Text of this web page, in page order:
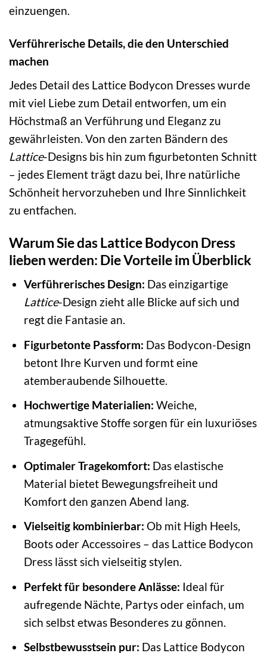
einzuengen.
Verführerische Details, die den Unterschied
machen
Jedes Detail des Lattice Bodycon Dresses wurde
mit viel Liebe zum Detail entworfen, um ein
Höchstmaß an Verführung und Eleganz zu
gewährleisten. Von den zarten Bändern des
Lattice-Designs bis hin zum figurbetonten Schnitt
– jedes Element trägt dazu bei, Ihre natürliche
Schönheit hervorzuheben und Ihre Sinnlichkeit
zu entfachen.
Warum Sie das Lattice Bodycon Dress
lieben werden: Die Vorteile im Überblick
Verführerisches Design: Das einzigartige
Lattice-Design zieht alle Blicke auf sich und
regt die Fantasie an.
Figurbetonte Passform: Das Bodycon-Design
betont Ihre Kurven und formt eine
atemberaubende Silhouette.
Hochwertige Materialien: Weiche,
atmungsaktive Stoffe sorgen für ein luxuriöses
Tragegefühl.
Optimaler Tragekomfort: Das elastische
Material bietet Bewegungsfreiheit und
Komfort den ganzen Abend lang.
Vielseitig kombinierbar: Ob mit High Heels,
Boots oder Accessoires – das Lattice Bodycon
Dress lässt sich vielseitig stylen.
Perfekt für besondere Anlässe: Ideal für
aufregende Nächte, Partys oder einfach, um
sich selbst etwas Besonderes zu gönnen.
Selbstbewusstsein pur: Das Lattice Bodycon